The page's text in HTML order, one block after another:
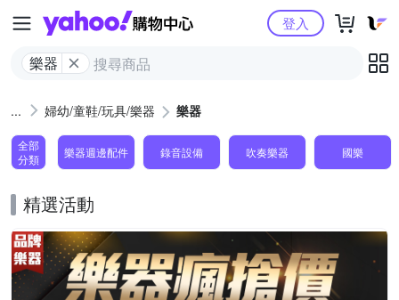
Yahoo購物中心
樂器
登入
婦幼/童鞋/玩具/樂器 樂器
全部
分類
樂器週邊配件 錄音設備 吹奏樂器 國樂
精選活動